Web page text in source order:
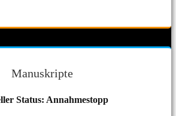
Manuskripte
Status: Annahmestopp